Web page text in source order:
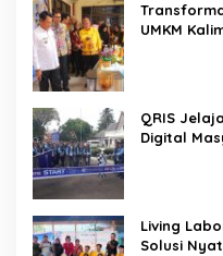
UMKM
QRIS
Digital
Living
Solusi